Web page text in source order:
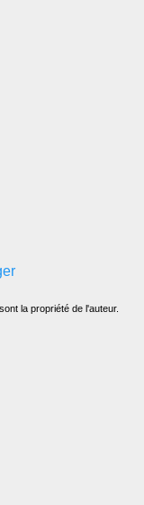
la propriété de l'auteur.